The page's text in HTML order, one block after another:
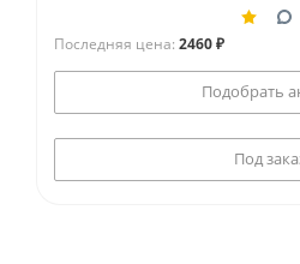
Последняя цена: 2460 ₽
Подобрать
Под